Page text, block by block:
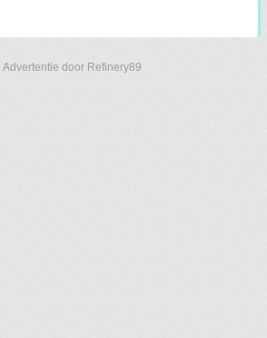
door Refinery89